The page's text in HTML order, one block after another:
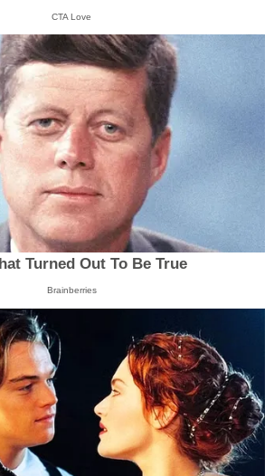
CTA Love
Turned Out To Be True
Brainberries